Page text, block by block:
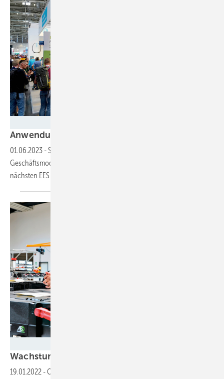
Anwendungen
01.06.2023 -Speicher für Unternehmen müssen immer mehr
Geschäftsmodelle gleichzeitig abdecken. Dies steht im Zentrum der
nächsten EES
Wachstum – so schnell es
19.01.2022 -Optimistischer Ausblick der Speicher­branche auf das